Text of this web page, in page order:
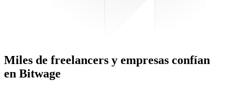
Miles de freelancers y empresas confían
en Bitwage